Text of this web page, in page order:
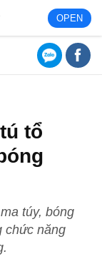
OPEN
tổ
túy, bóng
chức năng